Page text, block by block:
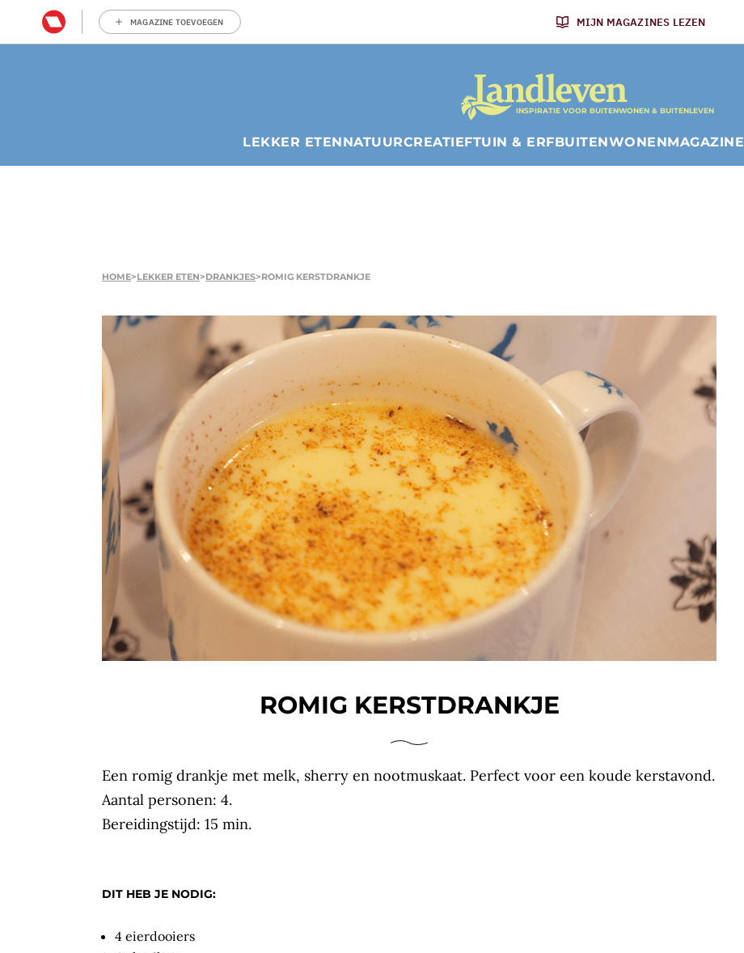
MAGAZINE TOEVOEGEN MIJN MAGAZINES LEZEN
INSPIRATIE VOOR BUITENWONEN & BUITENLEVEN
LEKKER ETENNATUURCREATIEFTUIN & ERFBUITENWONENMAGAZINE
HOME>LEKKER ETEN>DRANKJES>ROMIG KERSTDRANKJE
ROMIG KERSTDRANKJE
Een romig drankje met melk, sherry en nootmuskaat. Perfect voor een koude kerstavond.
Aantal personen: 4.
Bereidingstijd: 15 min.
DIT HEB JE NODIG:
4 eierdooiers